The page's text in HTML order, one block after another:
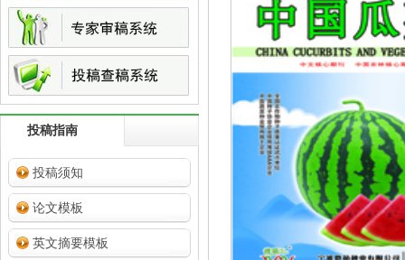
投稿指南
投稿须知
论文模板
英文摘要模板